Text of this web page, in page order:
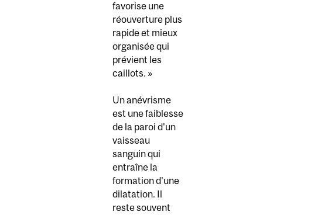
favorise une
réouverture plus
rapide et mieux
organisée qui
prévient les
caillots. »
Un anévrisme
est une faiblesse
de la paroi d'un
vaisseau
sanguin qui
entraîne la
formation d'une
dilatation. Il
reste souvent